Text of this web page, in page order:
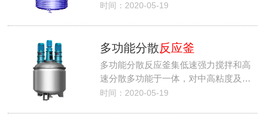
时间：2020-05-19
多功能分散反应釜
多功能分散反应釜集低速强力搅拌和高
速分散多功能于一体，对中高粘度及…
时间：2020-05-19